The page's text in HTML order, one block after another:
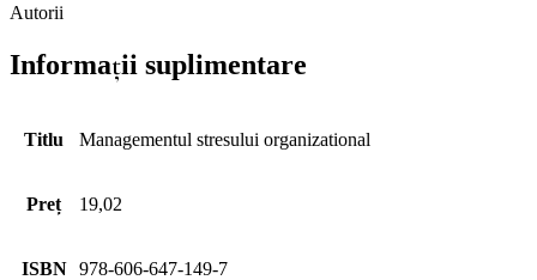
Autorii
Informații suplimentare
Titlu Managementul stresului organizational
Preț 19,02
ISBN 978-606-647-149-7